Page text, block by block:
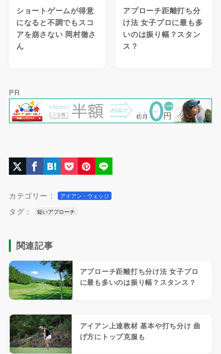
ショートゲームが得意
になると不調でもスコ
アを崩さない 岡村徹さ
ん
アプローチ距離打ち分
け法 女子プロに最も多
いのは振り幅？スタン
ス？
PR
カテゴリー： アイアン・ウェッジ
タグ： 短いアプローチ
関連記事
アプローチ距離打ち分け法 女子プロ
に最も多いのは振り幅？スタンス？
アイアン上達教材 基本や打ち分け 曲
げ方にトップ克服も